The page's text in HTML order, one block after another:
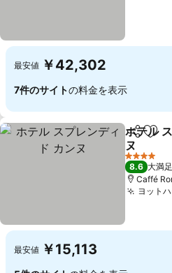
最安値 ￥42,302
7件のサイトの料金を表示
シェアお
ホテル
ヌ
料金を表
4 ホテルの
8.6 大満足
Caffé
ヨット
最安値 ￥15,113